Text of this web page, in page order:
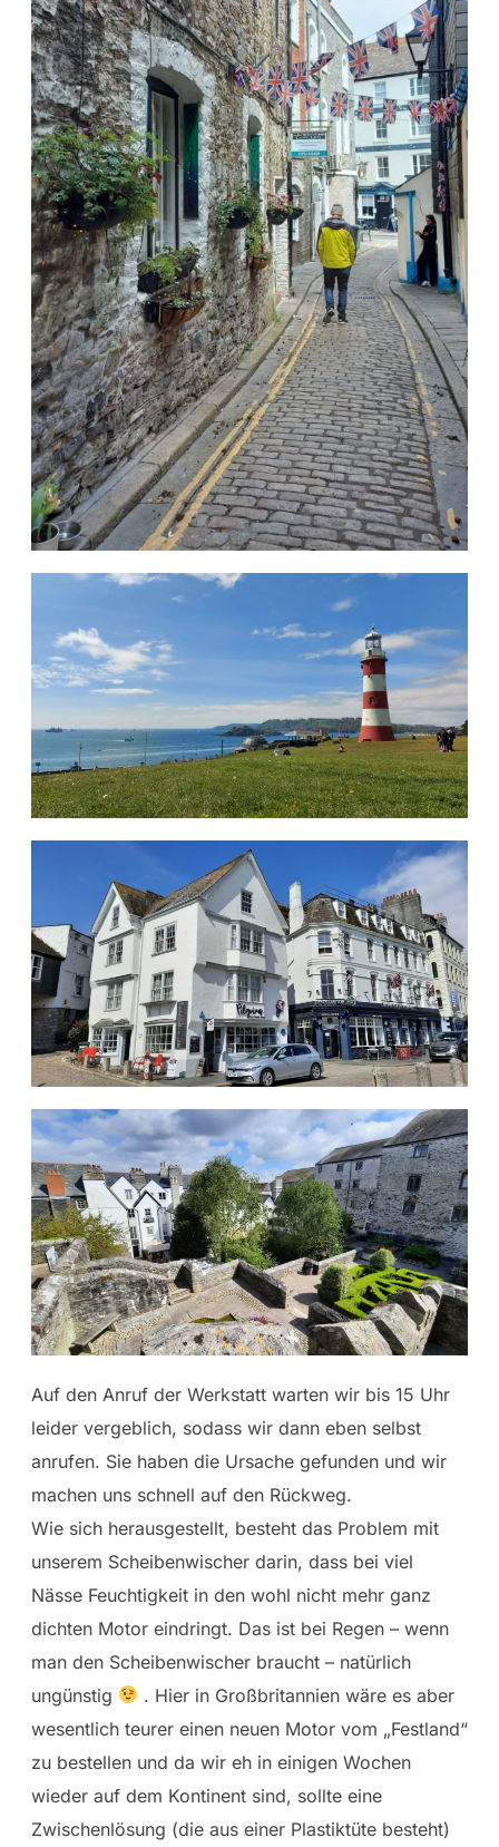
Auf den Anruf der Werkstatt warten wir bis 15 Uhr
leider vergeblich, sodass wir dann eben selbst
anrufen. Sie haben die Ursache gefunden und wir
machen uns schnell auf den Rückweg.
Wie sich herausgestellt, besteht das Problem mit
unserem Scheibenwischer darin, dass bei viel
Nässe Feuchtigkeit in den wohl nicht mehr ganz
dichten Motor eindringt. Das ist bei Regen – wenn
man den Scheibenwischer braucht – natürlich
ungünstig
. Hier in Großbritannien wäre es aber
wesentlich teurer einen neuen Motor vom „Festland“
zu bestellen und da wir eh in einigen Wochen
wieder auf dem Kontinent sind, sollte eine
Zwischenlösung (die aus einer Plastiktüte besteht)